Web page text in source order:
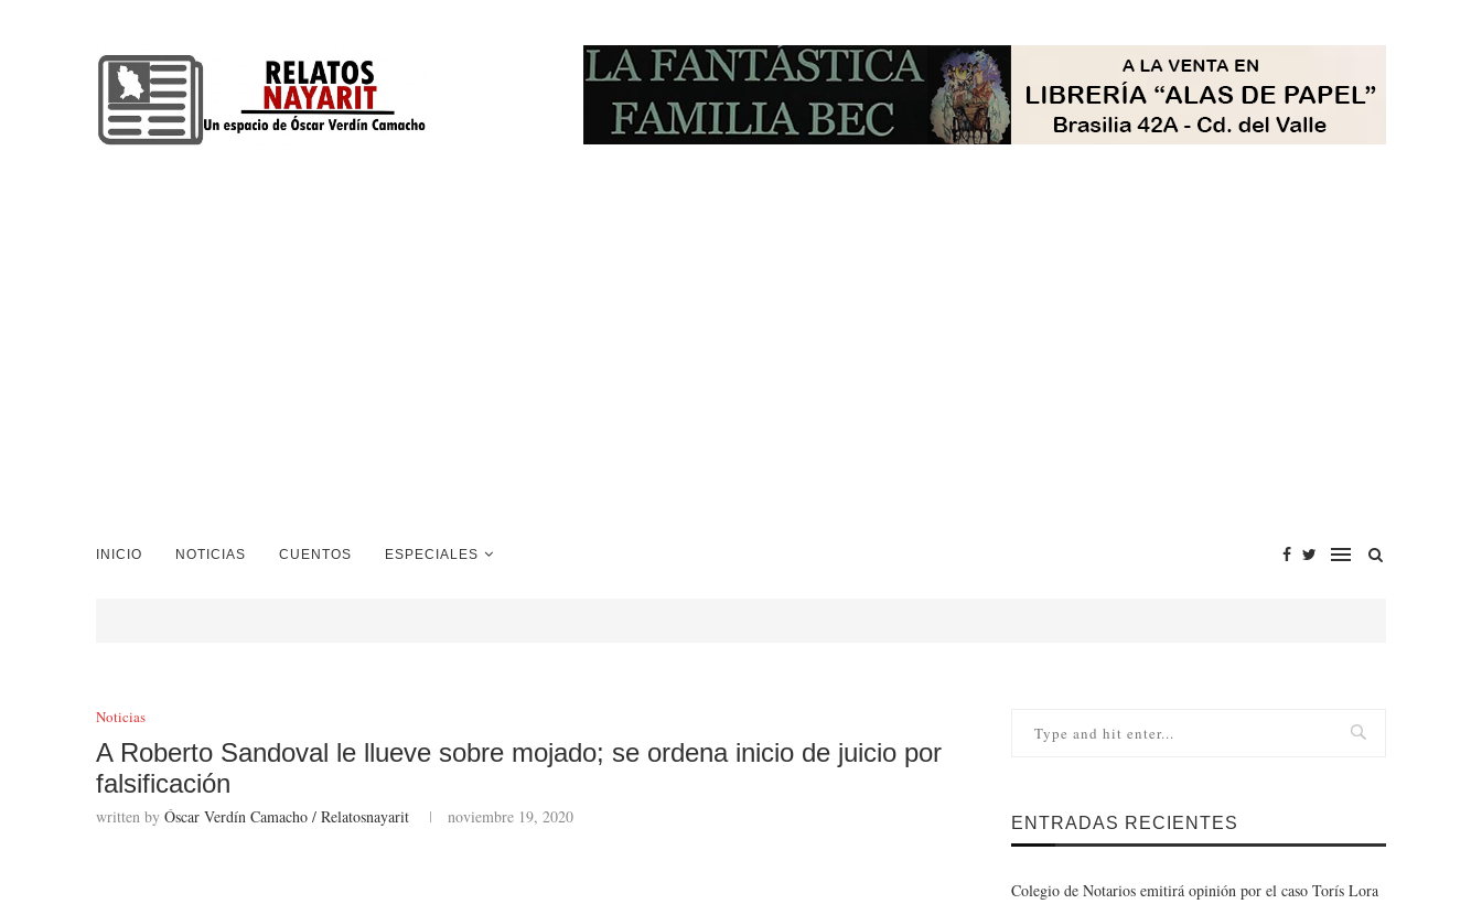
INICIO NOTICIAS CUENTOS ESPECIALES
Noticias
A Roberto Sandoval le llueve sobre mojado; se ordena inicio de juicio por
falsificación
written by Óscar Verdín Camacho / Relatosnayarit noviembre 19, 2020 ENTRADAS RECIENTES
Colegio de Notarios emitirá opinión por el caso Torís Lora